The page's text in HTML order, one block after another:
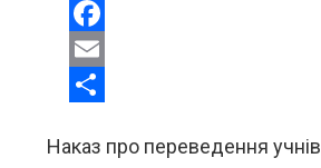
Facebook
Email
Наказ про переведення учнів